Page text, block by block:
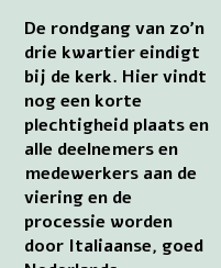
De rondgang van zo’n
drie kwartier eindigt
bij de kerk. Hier vindt
nog een korte
plechtigheid plaats en
alle deelnemers en
medewerkers aan de
viering en de
processie worden
door Italiaanse, goed